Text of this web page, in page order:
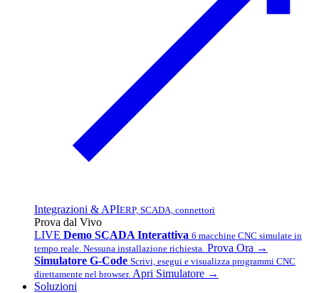
Integrazioni & APIERP, SCADA, connettori
Prova dal Vivo
LIVE Demo SCADA Interattiva 6 macchine CNC simulate in
tempo reale. Nessuna installazione richiesta. Prova Ora →
Simulatore G-Code Scrivi, esegui e visualizza programmi CNC
direttamente nel browser. Apri Simulatore →
Soluzioni